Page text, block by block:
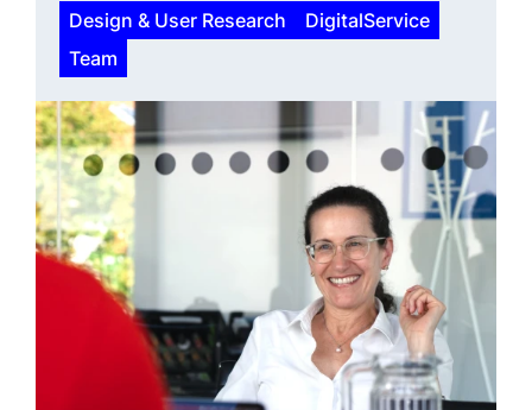
Design & User Research
DigitalService
Team